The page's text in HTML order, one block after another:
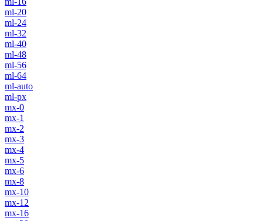
ml-20
ml-24
ml-32
ml-40
ml-48
ml-56
ml-64
ml-auto
ml-px
mx-0
mx-1
mx-2
mx-3
mx-4
mx-5
mx-6
mx-8
mx-10
mx-12
mx-16